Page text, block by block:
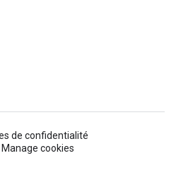
de confidentialité
Manage cookies